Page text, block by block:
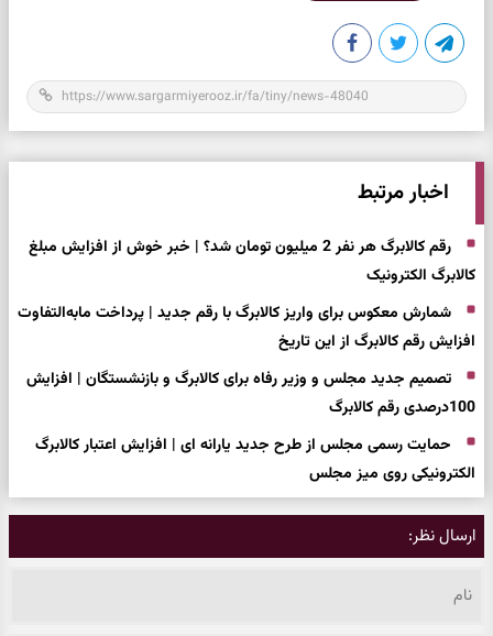
اخبار مرتبط
رقم کالابرگ هر نفر 2 میلیون تومان شد؟ | خبر خوش از افزایش مبلغ
کالابرگ الکترونیک
شمارش معکوس برای واریز کالابرگ با رقم جدید | پرداخت مابه‌التفاوت
افزایش رقم کالابرگ از این تاریخ
تصمیم جدید مجلس و وزیر رفاه برای کالابرگ و بازنشستگان | افزایش
100درصدی رقم کالابرگ
حمایت رسمی مجلس از طرح جدید یارانه ای | افزایش اعتبار کالابرگ
الکترونیکی روی میز مجلس
ارسال نظر: